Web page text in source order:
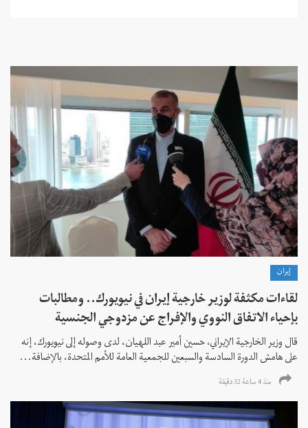
إيران
لقاءات مكثفة لوزير خارجية إيران في نيويورك.. ومطالبات
بإحياء الاتفاق النووي والإفراج عن مزدوجي الجنسية
قال وزير الخارجية الإيراني، حسين أمير عبد اللهيان، لدى وصوله إلى نيويورك، إنه
على هامش الدورة السادسة والسبعين للجمعية العامة للأمم المتحدة، بالإضافة...
منذ 4 ساعة 32 دقیقة